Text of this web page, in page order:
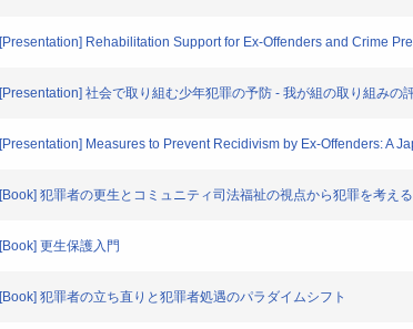
[Presentation] Rehabilitation Support for Ex-Offenders and Crime
[Presentation] 社会で取り組む少年犯罪の予防 - 我が組の取り組みの
[Presentation] Measures to Prevent Recidivism by Ex-Offenders: A
[Book] 犯罪者の更生とコミュニティ司法福祉の視点から犯罪を考える
[Book] 更生保護入門
[Book] 犯罪者の立ち直りと犯罪者処遇のパラダイムシフト